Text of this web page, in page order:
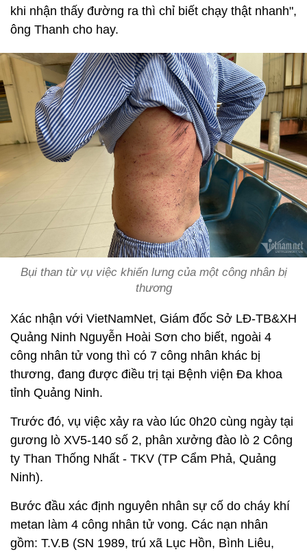
khi nhận thấy đường ra thì chỉ biết chạy thật nhanh",
ông Thanh cho hay.
Bụi than từ vụ việc khiến lưng của một công nhân bị
thương
Xác nhận với VietNamNet, Giám đốc Sở LĐ-TB&XH
Quảng Ninh Nguyễn Hoài Sơn cho biết, ngoài 4
công nhân tử vong thì có 7 công nhân khác bị
thương, đang được điều trị tại Bệnh viện Đa khoa
tỉnh Quảng Ninh.
Trước đó, vụ việc xảy ra vào lúc 0h20 cùng ngày tại
gương lò XV5-140 số 2, phân xưởng đào lò 2 Công
ty Than Thống Nhất - TKV (TP Cẩm Phả, Quảng
Ninh).
Bước đầu xác định nguyên nhân sự cố do cháy khí
metan làm 4 công nhân tử vong. Các nạn nhân
gồm: T.V.B (SN 1989, trú xã Lục Hồn, Bình Liêu,